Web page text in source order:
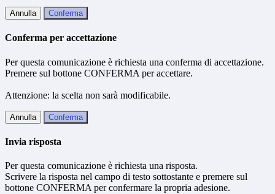
Annulla Conferma
Conferma per accettazione
Per questa comunicazione è richiesta una conferma di accettazione.
Premere sul bottone CONFERMA per accettare.
Attenzione: la scelta non sarà modificabile.
Annulla Conferma
Invia risposta
Per questa comunicazione è richiesta una risposta.
Scrivere la risposta nel campo di testo sottostante e premere sul
bottone CONFERMA per confermare la propria adesione.